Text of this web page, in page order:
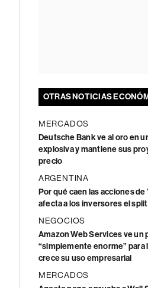
OTRAS NOTICIAS
MERCADOS
Deutsche Bank ve al oro en
explosiva y mantiene sus
precio
ARGENTINA
Por qué caen las acciones de
afecta a los inversores el split
NEGOCIOS
Amazon Web Services ve un
“simplemente enorme” para
crece su uso empresarial
MERCADOS